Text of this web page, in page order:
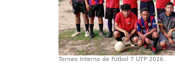
Torneo Interno de Fútbol 7 UTP 2026.